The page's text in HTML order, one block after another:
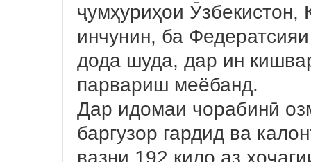
ҷумҳуриҳои Ӯзбекистон,
инчунин, ба
дода шуда, дар ин
парвариш меёбанд.
Дар идомаи чорабинӣ
баргузор гардид ва
вазни 192 кило аз